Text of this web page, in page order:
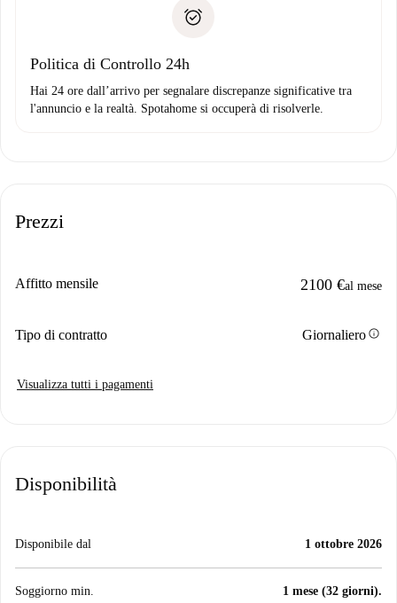
Domiciliazione del pagamento
solo se non segnali problemi.
Politica di Controllo 24h
Hai 24 ore dall’arrivo per segnalare discrepanze significative tra
l'annuncio e la realtà. Spotahome si occuperà di risolverle.
Prezzi
Affitto mensile 2100 €al mese
Tipo di contratto Giornalieroinfo
Visualizza tutti i pagamenti
Disponibilità
Disponibile dal 1 ottobre 2026
Soggiorno min. 1 mese (32 giorni).